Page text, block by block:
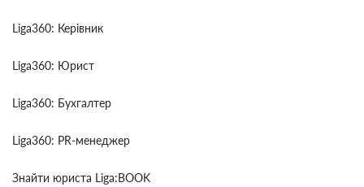
Liga360: Керівник
Liga360: Юрист
Liga360: Бухгалтер
Liga360: PR-менеджер
Знайти юриста Liga:BOOK